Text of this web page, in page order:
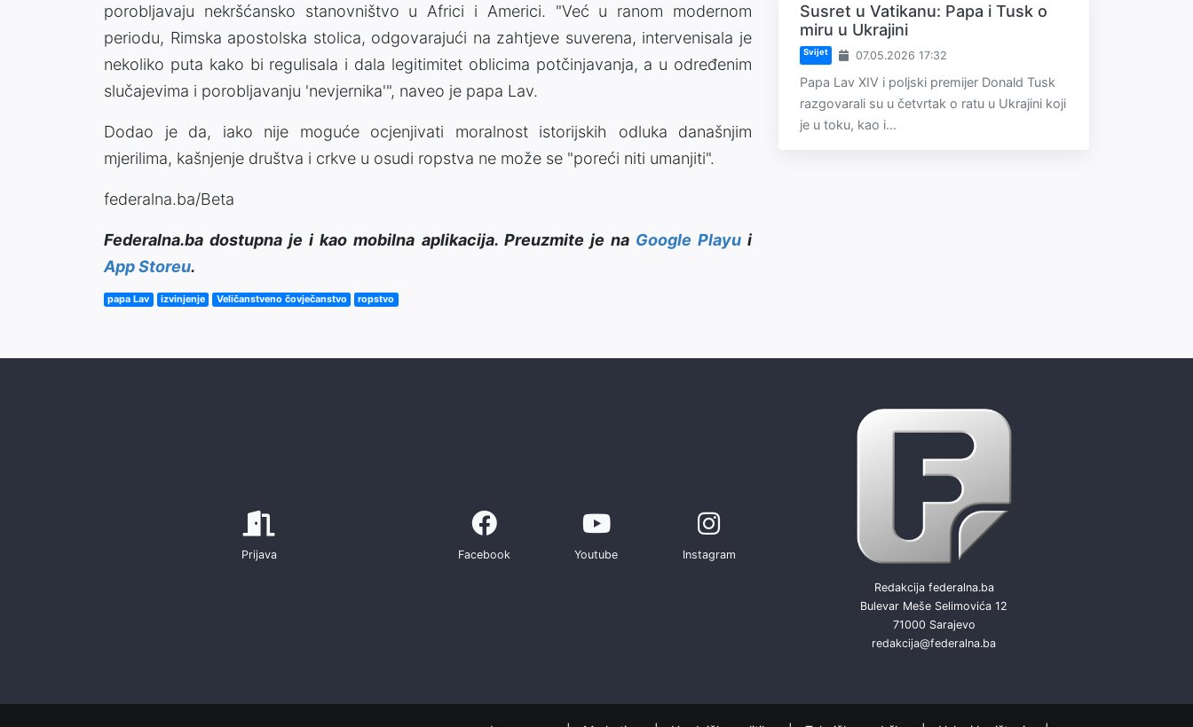
porobljavaju nekršćansko stanovništvo u Africi i Americi. "Već u ranom modernom
periodu, Rimska apostolska stolica, odgovarajući na zahtjeve suverena, intervenisala je
nekoliko puta kako bi regulisala i dala legitimitet oblicima potčinjavanja, a u određenim
slučajevima i porobljavanju 'nevjernika'", naveo je papa Lav.
Dodao je da, iako nije moguće ocjenjivati moralnost istorijskih odluka današnjim
mjerilima, kašnjenje društva i crkve u osudi ropstva ne može se "poreći niti umanjiti".
federalna.ba/Beta
Federalna.ba dostupna je i kao mobilna aplikacija. Preuzmite je na Google Playui
App Storeu.
papa Lav izvinjenje Veličanstveno čovječanstvo ropstvo
Susret u Vatikanu: Papa i Tusk o
miru u Ukrajini
Svijet 07.05.2026 17:32
Papa Lav XIV i poljski premijer Donald Tusk
razgovarali su u četvrtak o ratu u Ukrajini koji
je u toku, kao i...
Prijava Facebook Youtube Instagram
Redakcija federalna.ba
Bulevar Meše Selimovića 12
71000 Sarajevo
redakcija@federalna.ba